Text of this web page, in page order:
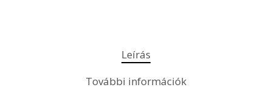
Leírás
További információk